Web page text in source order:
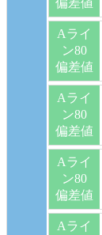
偏差値
Aライ
ン80
偏差値
Aライ
ン80
偏差値
Aライ
ン80
偏差値
Aライ